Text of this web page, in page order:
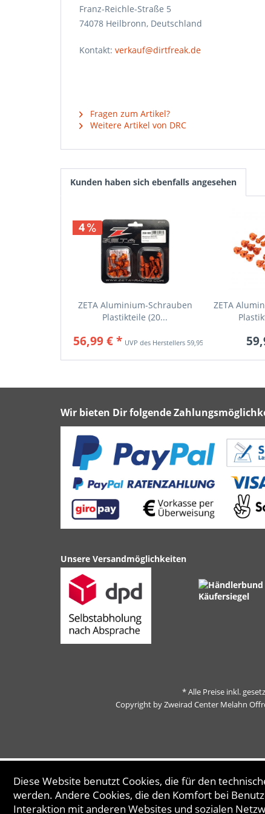
Franz-Reichle-Straße 5
74078 Heilbronn, Deutschland
Kontakt: verkauf@dirtfreak.de
Fragen zum Artikel?
Weitere Artikel von DRC
Kunden haben sich ebenfalls angesehen
4
ZETA Aluminium-Schrauben
Plastikteile (20...
56,99 € * 59,95 € *
ZETA
Wir bieten Dir folgende
Unsere Versandmöglichkeiten
* Alle Preise inkl.
Copyright by Zweirad Center Melahn
Diese Website benutzt Cookies, die für den
werden. Andere Cookies, die den Komfort bei
Interaktion mit anderen Websites und sozialen